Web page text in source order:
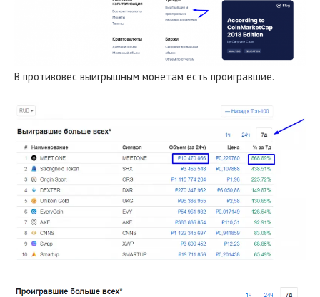
В противовес выигрышным монетам есть проигравшие.